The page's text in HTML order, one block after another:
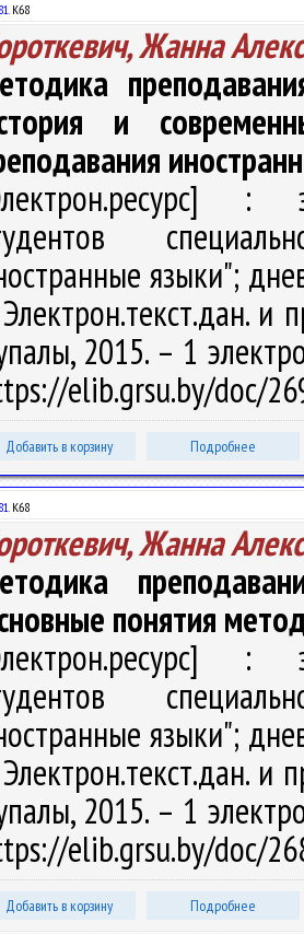
К68
Жанна
и
:
языки";
и
2015. – 1
elib.grsu.by/doc/
Добавить в корзину Подробнее
К68
Жанна
понятия
:
языки";
и
2015. – 1
elib.grsu.by/doc/
Добавить в корзину Подробнее